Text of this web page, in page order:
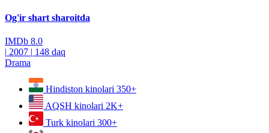
Og'ir shart sharoitda
IMDb 8.0
| 2007 | 148 daq
Drama
Hindiston kinolari 350+
AQSH kinolari 2K+
Turk kinolari 300+